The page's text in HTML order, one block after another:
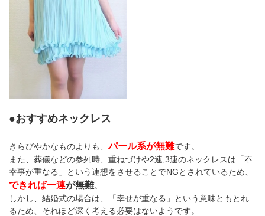
●おすすめネックレス
きらびやかなものよりも、パール系が無難です。
また、葬儀などの参列時、重ねづけや2連,3連のネックレスは「不
幸事が重なる」という連想をさせることでNGとされているため、
できれば一連が無難。
しかし、結婚式の場合は、「幸せが重なる」という意味ともとれ
るため、それほど深く考える必要はないようです。